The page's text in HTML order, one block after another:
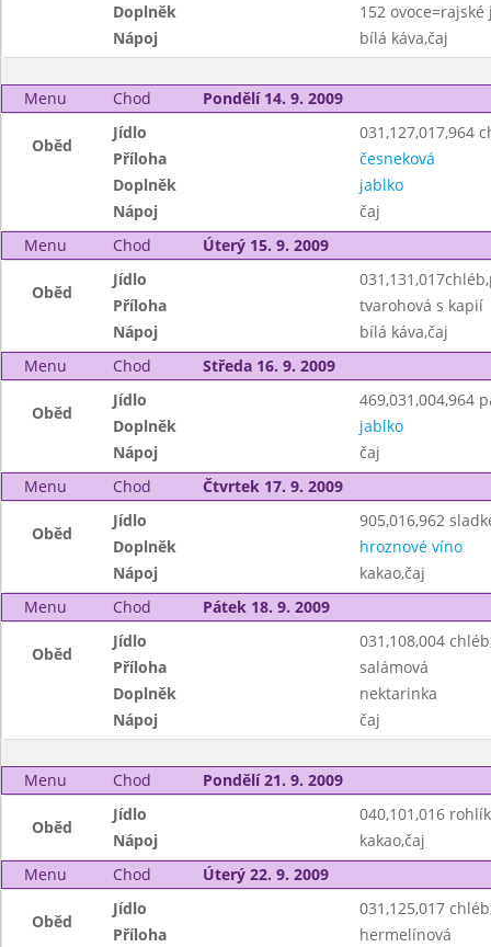
Doplněk
152 ovoce=rajské
Nápoj
bílá káva,čaj
Menu Chod Pondělí 14. 9. 2009
Oběd
Jídlo
031,127,017,964
Příloha
česneková
Doplněk
jablko
Nápoj
čaj
Menu
Chod Úterý 15. 9. 2009
Oběd
Jídlo
Příloha
tvarohová s kapií
Nápoj
bílá káva,čaj
Menu
Chod Středa 16. 9. 2009
Oběd
Jídlo
469,031,004,964
Doplněk
jablko
Nápoj
čaj
Menu
Chod Čtvrtek 17. 9. 2009
Oběd
Jídlo
905,016,962
Doplněk
hroznové víno
Nápoj
kakao,čaj
Menu
Chod Pátek 18. 9. 2009
Oběd
Jídlo
031,108,004
Příloha
salámová
Doplněk
nektarinka
Nápoj
čaj
Menu Chod Pondělí 21. 9. 2009
Oběd
Jídlo
040,101,016
Nápoj
kakao,čaj
Menu
Chod Úterý 22. 9. 2009
Oběd
Jídlo
031,125,017
Příloha
hermelínová